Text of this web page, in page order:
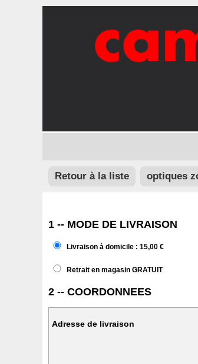
Retour à la liste optiques
1 -- MODE DE LIVRAISON
Livraison à domicile : 15,00 €
Retrait en magasin GRATUIT
2 -- COORDONNEES
Adresse de livraison